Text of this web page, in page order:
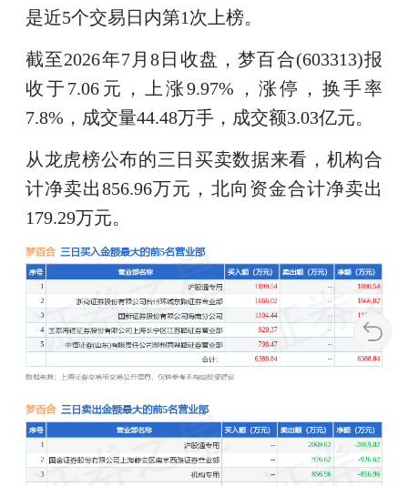
是近5个交易日内第1次上榜。
截至2026年7月8日收盘，梦百合(603313)报
收于7.06元，上涨9.97%，涨停，换手率
7.8%，成交量44.48万手，成交额3.03亿元。
从龙虎榜公布的三日买卖数据来看，机构合
计净卖出856.96万元，北向资金合计净卖出
179.29万元。